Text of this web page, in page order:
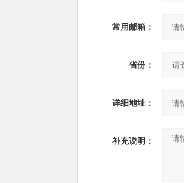
常用邮箱：
省份：
详细地址：
补充说明：